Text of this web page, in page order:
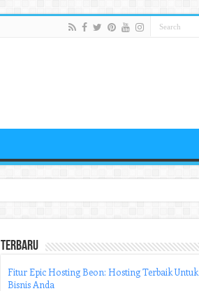
Terbaru
Fitur Epic Hosting Beon: Hosting Terbaik Untuk
Bisnis Anda